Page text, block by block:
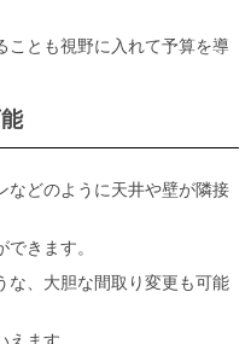
ことも視野に入れて予算を導
などのように天井や壁が隣接
きます。
な、大胆な間取り変更も可能